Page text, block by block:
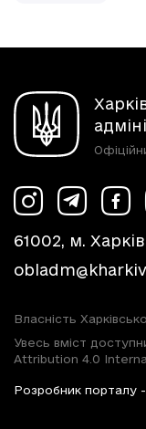
61002, м.
Власність
Увесь вміст
Attribution 4.0
Розробник порталу -